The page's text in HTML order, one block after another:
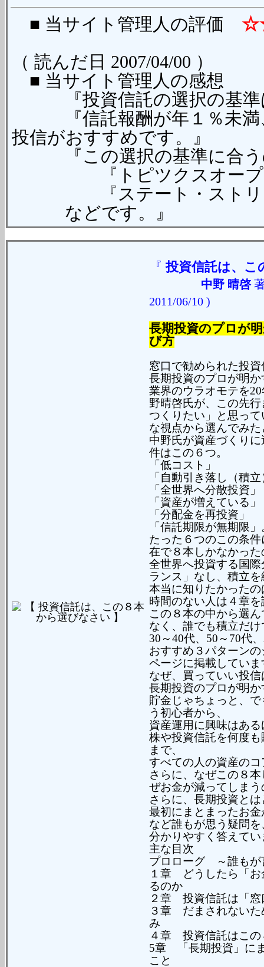
■ 当サイト管理人の評価
（ 読んだ日 2007/04/00 ）
■ 当サイト管理人の感想
『投資信託の選択の基準
『信託報酬が年１％未満、
投信がおすすめです。』
『この選択の基準に合う
『トピツクスオープ
『ステート・ストリート
などです。』
『投資信託は、こ
中野 晴啓
2011/06/10 )
長期投資のプロが
び方
窓口で勧められた投
長期投資のプロが明
業界のウラオモテを
野晴啓氏が、この先
つくりたい」と思っ
な視点から選んでみ
中野氏が資産づくり
件はこの６つ。
「低コスト」
「自動引き落し（積
「全世界へ分散投資」
「資産が増えている」
「分配金を再投資」
「信託期限が無期限」
たった６つのこの条
在で８本しかなかっ
全世界へ投資する国
ランス」なし、積立
本当に知りたかった
時間のない人は４章
この８本の中から選
なく、誰でも積立だ
30～40代、50～70代
おすすめ３パターン
ページに掲載していま
なぜ、買っていい投
長期投資のプロが明
貯金じゃちょっと、
う初心者から、
資産運用に興味はあ
株や投資信託を何度
まで、
すべての人の資産の
さらに、なぜこの８
ぜお金が減ってしまう
さらに、長期投資と
最初にまとまったお
など誰もが思う疑問
分かりやすく答えてい
主な目次
プロローグ ～誰もが
１章 どうしたら「お
るのか
２章 投資信託は「窓
３章 だまされないた
み
４章 投資信託はこの
5章 「長期投資」に
こと